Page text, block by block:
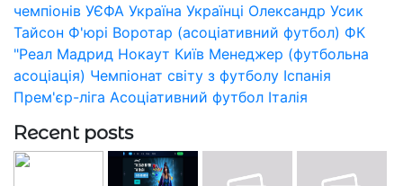
чемпіонів УЄФА Україна Українці Олександр Усик
Тайсон Ф'юрі Воротар (асоціативний футбол) ФК
"Реал Мадрид Нокаут Київ Менеджер (футбольна
асоціація) Чемпіонат світу з футболу Іспанія
Прем'єр-ліга Асоціативний футбол Італія
Recent posts